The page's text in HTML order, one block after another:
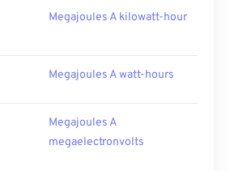
Megajoules A kilowatt-hour
Megajoules A watt-hours
Megajoules A
megaelectronvolts